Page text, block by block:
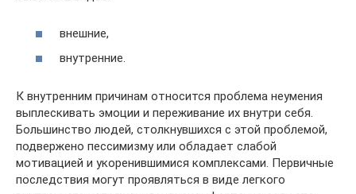
внешние,
внутренние.
К внутренним причинам относится проблема неумения
выплескивать эмоции и переживание их внутри себя.
Большинство людей, столкнувшихся с этой проблемой,
подвержено пессимизму или обладает слабой
мотивацией и укоренившимися комплексами. Первичные
последствия могут проявляться в виде легкого